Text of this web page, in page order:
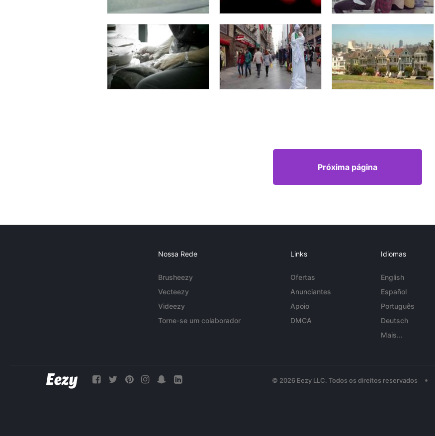
Próxima página
Nossa Rede
Brusheezy
Vecteezy
Videezy
Torne-se um colaborador
Links
Ofertas
Anunciantes
Apoio
DMCA
Idiomas
English
Español
Português
Deutsch
Mais...
© 2026 Eezy LLC. Todos os direitos reservados •